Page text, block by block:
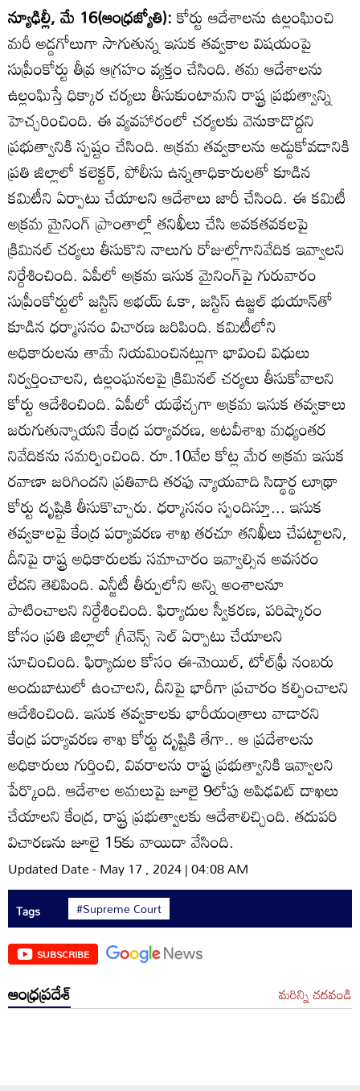
న్యూఢిల్లీ, మే 16(ఆంధ్రజ్యోతి):కోర్టు ఆదేశాలను ఉల్లంఘించి
మరీ అడ్డగోలుగా సాగుతున్న ఇసుక తవ్వకాల విషయంపై
సుప్రీంకోర్టు తీవ్ర ఆగ్రహం వ్యక్తం చేసింది. తమ ఆదేశాలను
ఉల్లంఘిస్తే ధిక్కార చర్యలు తీసుకుంటామని రాష్ట్ర ప్రభుత్వాన్ని
హెచ్చరించింది. ఈ వ్యవహారంలో చర్యలకు వెనుకాడొద్దని
ప్రభుత్వానికి స్పష్టం చేసింది. అక్రమ తవ్వకాలను అడ్డుకోవడానికి
ప్రతి జిల్లాలో కలెక్టర్‌, పోలీసు ఉన్నతాధికారులతో కూడిన
కమిటీని ఏర్పాటు చేయాలని ఆదేశాలు జారీ చేసింది. ఈ కమిటీ
అక్రమ మైనింగ్‌ ప్రాంతాల్లో తనిఖీలు చేసి అవకతవకలపై
క్రిమినల్‌ చర్యలు తీసుకొని నాలుగు రోజుల్లోగానివేదిక ఇవ్వాలని
నిర్దేశించింది. ఏపీలో అక్రమ ఇసుక మైనింగ్‌పై గురువారం
సుప్రీంకోర్టులో జస్టిస్‌ అభయ్‌ ఓకా, జస్టిస్‌ ఉజ్జల్‌ భుయాన్‌తో
కూడిన ధర్మాసనం విచారణ జరిపింది. కమిటీలోని
అధికారులను తామే నియమించినట్లుగా భావించి విధులు
నిర్వర్తించాలని, ఉల్లంఘనలపై క్రిమినల్‌ చర్యలు తీసుకోవాలని
కోర్టు ఆదేశించింది. ఏపీలో యథేచ్చగా అక్రమ ఇసుక తవ్వకాలు
జరుగుతున్నాయని కేంద్ర పర్యావరణ, అటవీశాఖ మధ్యంతర
నివేదికను సమర్పించింది. రూ.10వేల కోట్ల మేర అక్రమ ఇసుక
రవాణా జరిగిందని ప్రతివాది తరఫు న్యాయవాది సిద్థార్థ లూథ్రా
కోర్టు దృష్టికి తీసుకొచ్చారు. ధర్మాసనం స్పందిస్తూ... ఇసుక
తవ్వకాలపై కేంద్ర పర్యావరణ శాఖ తరచూ తనిఖీలు చేపట్టాలని,
దీనిపై రాష్ట్ర అధికారులకు సమాచారం ఇవ్వాల్సిన అవసరం
లేదని తెలిపింది. ఎన్జీటీ తీర్పులోని అన్ని అంశాలనూ
పాటించాలని నిర్దేశించింది. ఫిర్యాదుల స్వీకరణ, పరిష్కారం
కోసం ప్రతి జిల్లాలో గ్రీవెన్స్‌ సెల్‌ ఏర్పాటు చేయాలని
సూచించింది. ఫిర్యాదుల కోసం ఈ-మెయిల్‌, టోల్‌ఫ్రీ నంబరు
అందుబాటులో ఉంచాలని, దీనిపై భారీగా ప్రచారం కల్పించాలని
ఆదేశించింది. ఇసుక తవ్వకాలకు భారీయంత్రాలు వాడారని
కేంద్ర పర్యావరణ శాఖ కోర్టు దృష్టికి తేగా.. ఆ ప్రదేశాలను
అధికారులు గుర్తించి, వివరాలను రాష్ట్ర ప్రభుత్వానికి ఇవ్వాలని
పేర్కొంది. ఆదేశాల అమలుపై జూలై 9లోపు అపిఢవిట్‌ దాఖలు
చేయాలని కేంద్ర, రాష్ట్ర ప్రభుత్వాలకు ఆదేశాలిచ్చింది. తదుపరి
విచారణను జూలై 15కు వాయిదా వేసింది.
Updated Date - May 17 , 2024 | 04:08 AM
Tags #Supreme Court
SUBSCRIBE
ఆంధ్రప్రదేశ్ మరిన్ని చదవండి